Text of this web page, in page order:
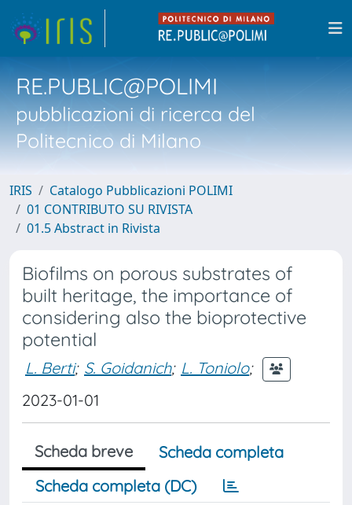
RE.PUBLIC@POLIMI
pubblicazioni di ricerca del
Politecnico di Milano
IRIS
Catalogo Pubblicazioni POLIMI
01 CONTRIBUTO SU RIVISTA
01.5 Abstract in Rivista
Biofilms on porous substrates of
built heritage, the importance of
considering also the bioprotective
potential
L. Berti; S. Goidanich; L. Toniolo;
2023-01-01
Scheda breve
Scheda completa
Scheda completa (DC)